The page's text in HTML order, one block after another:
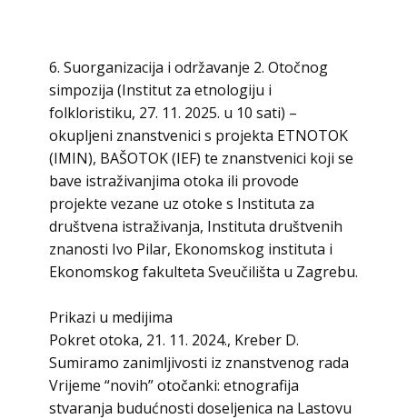
6. Suorganizacija i održavanje 2. Otočnog
simpozija (Institut za etnologiju i
folkloristiku, 27. 11. 2025. u 10 sati) –
okupljeni znanstvenici s projekta ETNOTOK
(IMIN), BAŠOTOK (IEF) te znanstvenici koji se
bave istraživanjima otoka ili provode
projekte vezane uz otoke s Instituta za
društvena istraživanja, Instituta društvenih
znanosti Ivo Pilar, Ekonomskog instituta i
Ekonomskog fakulteta Sveučilišta u Zagrebu.
Prikazi u medijima
Pokret otoka, 21. 11. 2024., Kreber D.
Sumiramo zanimljivosti iz znanstvenog rada
Vrijeme “novih” otočanki: etnografija
stvaranja budućnosti doseljenica na Lastovu